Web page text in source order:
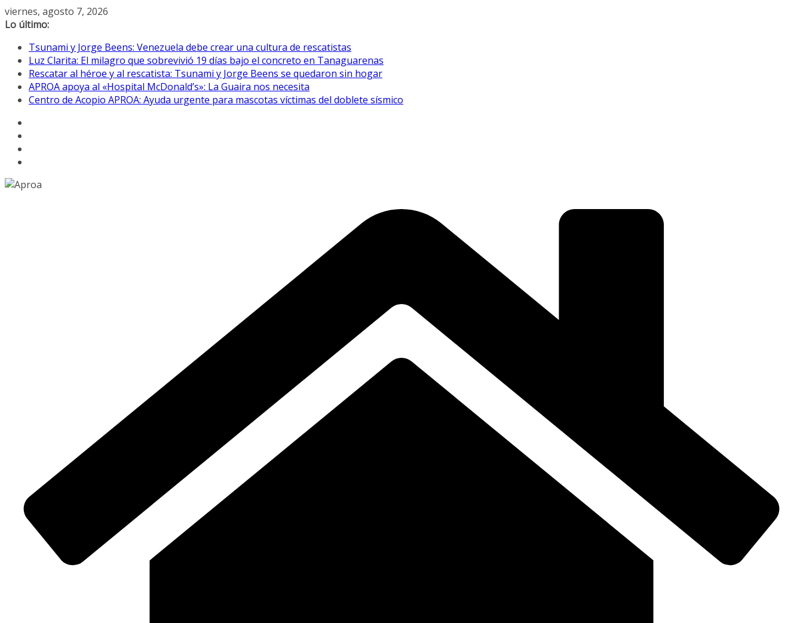
Saltar
al
viernes, agosto 7, 2026
Lo último:
Tsunami y Jorge Beens: Venezuela debe crear una cultura de rescatistas
Luz Clarita: El milagro que sobrevivió 19 días bajo el concreto en Tanaguarenas
Rescatar al héroe y al rescatista: Tsunami y Jorge Beens se quedaron sin hogar
APROA apoya al «Hospital McDonald’s»: La Guaira nos necesita
Centro de Acopio APROA: Ayuda urgente para mascotas víctimas del doblete sísmico